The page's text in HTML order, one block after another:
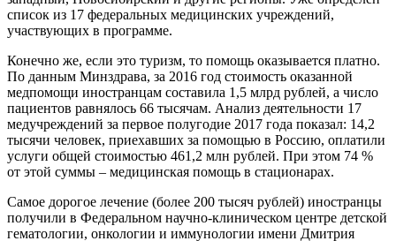
список из 17 федеральных медицинских учреждений,
участвующих в программе.
Конечно же, если это туризм, то помощь оказывается платно.
По данным Минздрава, за 2016 год стоимость оказанной
медпомощи иностранцам составила 1,5 млрд рублей, а число
пациентов равнялось 66 тысячам. Анализ деятельности 17
медучреждений за первое полугодие 2017 года показал: 14,2
тысячи человек, приехавших за помощью в Россию, оплатили
услуги общей стоимостью 461,2 млн рублей. При этом 74 %
от этой суммы – медицинская помощь в стационарах.
Самое дорогое лечение (более 200 тысяч рублей) иностранцы
получили в Федеральном научно-клиническом центре детской
гематологии, онкологии и иммунологии имени Дмитрия